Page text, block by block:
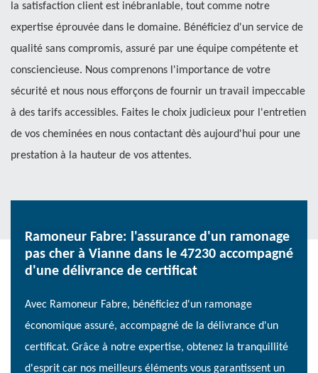
la satisfaction client est inébranlable, tout comme notre
expertise éprouvée dans le domaine. Bénéficiez d'un service de
qualité sans compromis, assuré par une équipe compétente et
consciencieuse. Nous comprenons l'importance de votre
sécurité et nous nous efforçons de fournir un travail impeccable
à des tarifs accessibles. Faites le choix judicieux pour l'entretien
de vos cheminées en nous contactant dès aujourd'hui pour une
prestation à la hauteur de vos attentes.
Ramoneur Fabre: l'assurance d'un ramonage
pas cher à Vianne dans le 47230 accompagné
d'une délivrance de certificat
Avec Ramoneur Fabre, bénéficiez d'un ramonage
économique assuré, accompagné de la délivrance d'un
certificat. Grâce à notre expertise, obtenez la tranquillité
d'esprit car nos meilleurs éléments vous garantissent un